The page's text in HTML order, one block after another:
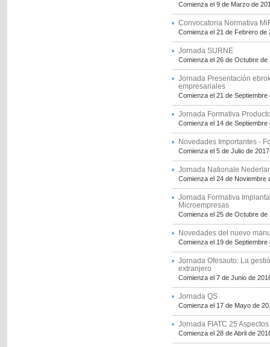
Comienza el 9 de Marzo de
Convocatoria Normativa
Comienza el 21 de Febrero de
Jornada SURNE
Comienza el 26 de Octubre de
Jornada Presentación
empresariales
Comienza el 21 de Septiembre
Jornada Formativa
Comienza el 14 de Septiembre
Novedades Importantes -
Comienza el 5 de Julio de 2017
Jornada Nationale
Comienza el 24 de Noviembre
Jornada Formativa
Microempresas
Comienza el 25 de Octubre de
Novedades del nuevo
Comienza el 19 de Septiembre
Jornada Ofesauto: La
extranjero
Comienza el 7 de Junio de
Jornada QS
Comienza el 17 de Mayo de
Jornada FIATC 25
Comienza el 28 de Abril de